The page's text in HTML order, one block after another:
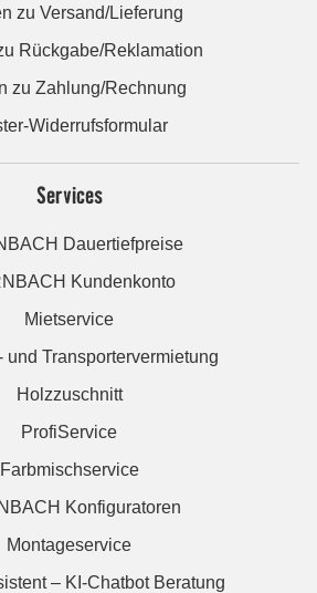
zu Versand/Lieferung
Rückgabe/Reklamation
zu Zahlung/Rechnung
Widerrufsformular
Services
Dauertiefpreise
Kundenkonto
Mietservice
und Transportervermietung
Holzzuschnitt
ProfiService
Farbmischservice
Konfiguratoren
Montageservice
– KI-Chatbot Beratung